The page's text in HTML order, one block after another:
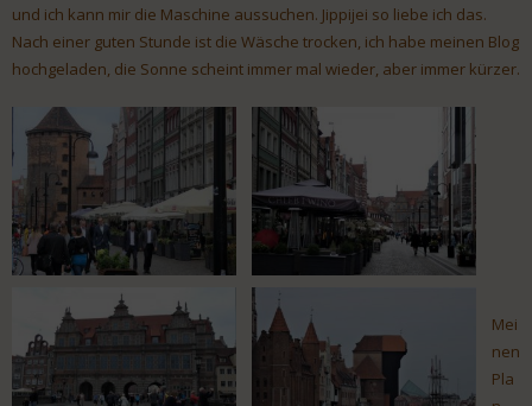
und ich kann mir die Maschine aussuchen. Jippijei so liebe ich das.
Nach einer guten Stunde ist die Wäsche trocken, ich habe meinen Blog
hochgeladen, die Sonne scheint immer mal wieder, aber immer kürzer.
Mei
nen
Pla